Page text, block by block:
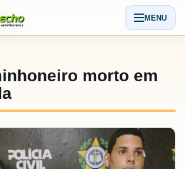
Abrir
MENU
morto em